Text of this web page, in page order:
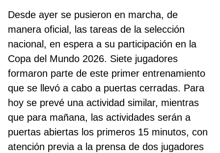
Desde ayer se pusieron en marcha, de
manera oficial, las tareas de la selección
nacional, en espera a su participación en la
Copa del Mundo 2026. Siete jugadores
formaron parte de este primer entrenamiento
que se llevó a cabo a puertas cerradas. Para
hoy se prevé una actividad similar, mientras
que para mañana, las actividades serán a
puertas abiertas los primeros 15 minutos, con
atención previa a la prensa de dos jugadores